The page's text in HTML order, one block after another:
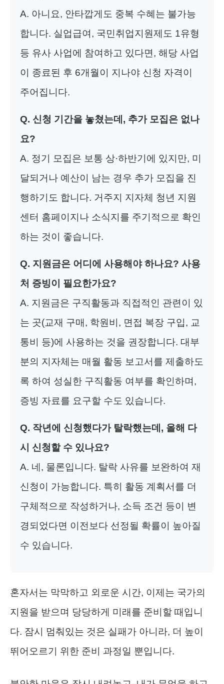
A. 아니요, 안타깝게도 중복 수혜는 불가능
합니다. 실업급여, 국민취업지원제도 1유형
등 유사 사업에 참여하고 있다면, 해당 사업
이 종료된 후 6개월이 지나야 신청 자격이
주어집니다.
Q. 신청 기간을 놓쳤는데, 추가 모집은 없나
요?
A. 정기 모집은 보통 상·하반기에 있지만, 미
달되거나 예산이 남는 경우 추가 모집을 진
행하기도 합니다. 거주지 지자체 청년 지원
센터 홈페이지나 소식지를 주기적으로 확인
하는 것이 좋습니다.
Q. 지원금은 어디에 사용해야 하나요? 사용
처 증빙이 필요한가요?
A. 지원금은 구직활동과 직접적인 관련이 있
는 곳(교재 구매, 학원비, 면접 복장 구입, 교
통비 등)에 사용하는 것을 권장합니다. 대부
분의 지자체는 매월 활동 보고서를 제출하도
록 하여 성실한 구직활동 여부를 확인하며,
증빙 자료를 요구할 수도 있습니다.
Q. 작년에 신청했다가 탈락했는데, 올해 다
시 신청할 수 있나요?
A. 네, 물론입니다. 탈락 사유를 보완하여 재
신청이 가능합니다. 특히 활동 계획서를 더
구체적으로 작성하거나, 소득 조건 등이 변
경되었다면 이전보다 선정될 확률이 높아질
수 있습니다.
혼자서는 막막하고 외로운 시간, 이제는 국가의
지원을 받으며 당당하게 미래를 준비할 때입니
다. 잠시 멈춰있는 것은 실패가 아니라, 더 높이
뛰어오르기 위한 준비 과정일 뿐입니다.